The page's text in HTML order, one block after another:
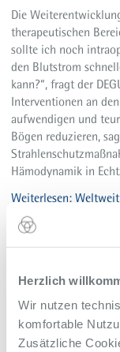
Herzlich
Wir nutzen
komfortable
Zusätzliche
Die
therapeutischen
sollte ich noch
den Blutstrom
kann?“, fragt der
Interventionen an
aufwendigen und
Bögen reduzieren,
Hämodynamik in
Weiterlesen:
mit dem Cleaner im
Vaskulärer
Kursteilnehmer
seiner
So plant er unter